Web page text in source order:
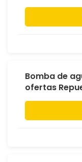
Bomba de
ofertas